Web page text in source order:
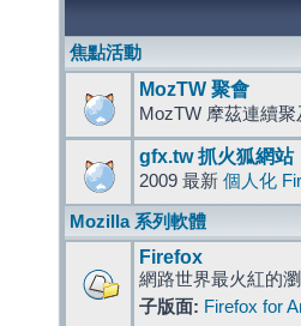
焦點活動
MozTW 聚會
MozTW 摩茲連續
gfx.tw 抓火狐網站
2009 最新 個人化
Mozilla 系列軟體
Firefox
網路世界最火紅的
子版面: Firefox for